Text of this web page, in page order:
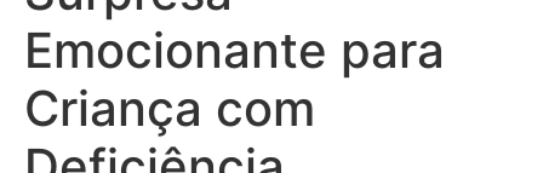
Emocionante para
Criança com